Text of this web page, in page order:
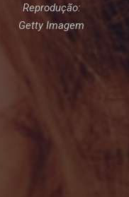
Reprodução:
Getty Imagem